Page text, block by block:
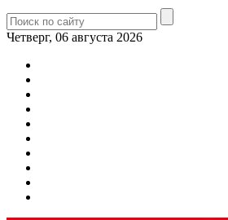
Четверг, 06 августа 2026